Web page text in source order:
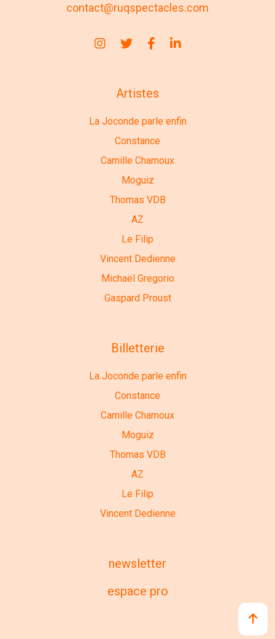
contact@ruqspectacles.com
Artistes
La Joconde parle enfin
Constance
Camille Chamoux
Moguiz
Thomas VDB
AZ
Le Filip
Vincent Dedienne
Michaël Gregorio
Gaspard Proust
Billetterie
La Joconde parle enfin
Constance
Camille Chamoux
Moguiz
Thomas VDB
AZ
Le Filip
Vincent Dedienne
newsletter
espace pro